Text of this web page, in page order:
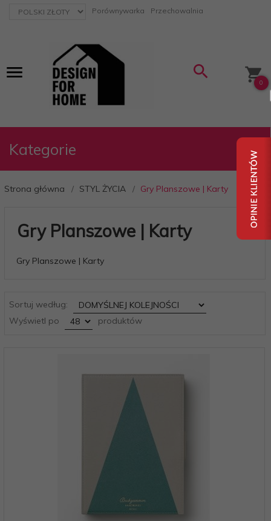
currency_h Porównywarka Przechowalnia
0
Kategorie
Strona główna STYL ŻYCIA Gry Planszowe | Karty
Gry Planszowe | Karty
Gry Planszowe | Karty
Sortuj według:
sort
Wyświetl po
pop produktów